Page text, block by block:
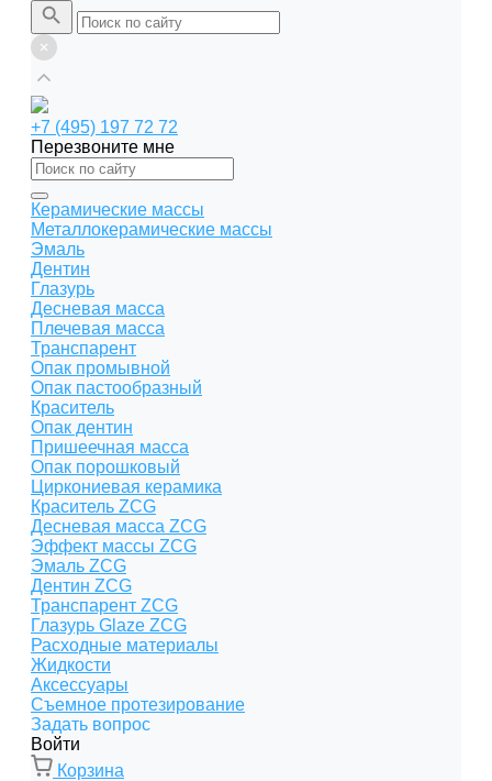
+7 (495) 197 72 72
Перезвоните мне
Керамические массы
Металлокерамические массы
Эмаль
Дентин
Глазурь
Десневая масса
Плечевая масса
Транспарент
Опак промывной
Опак пастообразный
Краситель
Опак дентин
Пришеечная масса
Опак порошковый
Циркониевая керамика
Краситель ZCG
Десневая масса ZCG
Эффект массы ZCG
Эмаль ZCG
Дентин ZCG
Транспарент ZCG
Глазурь Glaze ZCG
Расходные материалы
Жидкости
Аксессуары
Съемное протезирование
Задать вопрос
Войти
Корзина